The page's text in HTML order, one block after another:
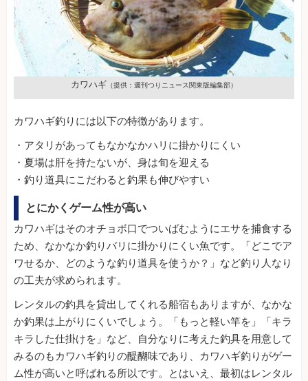
カワハギ （提供：週刊つりニュース関東版編集部）
カワハギ釣りには以下の特徴があります。
・アタリがあってもなかなかハリに掛かりにくい
・夏場は肝を持たないが、身は旬を迎える
・釣り道具にこだわると釣果も伸びやすい
とにかくゲーム性が高い
カワハギはそのオチョボ口でついばむようにエサを捕食する
ため、なかなか釣りバリに掛かりにくい魚です。「どこでア
ワせるか、どのような釣り道具を使うか？」など釣り人なり
の工夫が求められます。
レンタルの釣具を貸出してくれる船宿もありますが、なかな
か釣果は上がりにくいでしょう。「もっと軽い竿を」「キラ
キラした仕掛けを」など、自分なりに考えた釣具を用意して
みるのもカワハギ釣りの醍醐味であり、カワハギ釣りがゲー
ム性が高いと呼ばれる所以です。とはいえ、最初はレンタル